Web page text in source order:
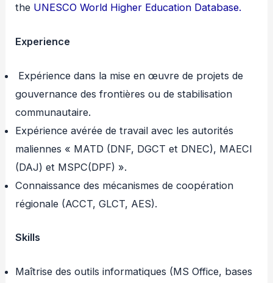
the UNESCO World Higher Education Database.
Experience
Expérience dans la mise en œuvre de projets de
gouvernance des frontières ou de stabilisation
communautaire.
Expérience avérée de travail avec les autorités
maliennes « MATD (DNF, DGCT et DNEC), MAECI
(DAJ) et MSPC(DPF) ».
Connaissance des mécanismes de coopération
régionale (ACCT, GLCT, AES).
Skills
Maîtrise des outils informatiques (MS Office, bases